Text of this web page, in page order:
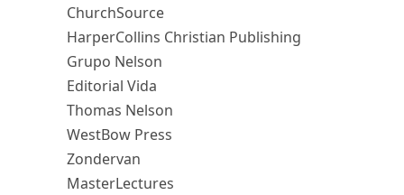
ChurchSource
HarperCollins Christian Publishing
Grupo Nelson
Editorial Vida
Thomas Nelson
WestBow Press
Zondervan
MasterLectures